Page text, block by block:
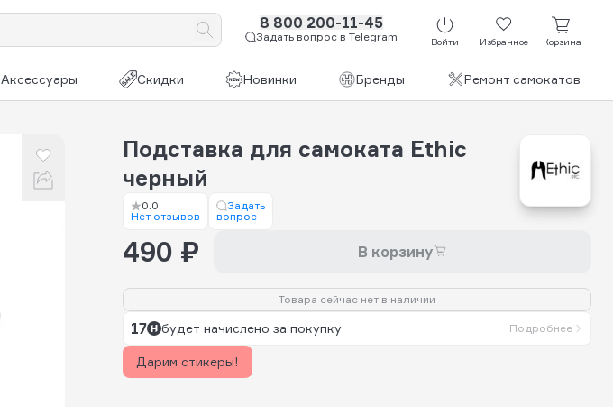
8 800 200-11-45
Задать вопрос в Telegram Войти Избранное Корзина
Аксессуары Скидки Новинки Бренды Ремонт самокатов
Подставка для самоката Ethic
черный
0.0
Нет отзывов
Задать
вопрос
490 ₽ В корзину
Товара сейчас нет в наличии
17 будет начислено за покупку Подробнее
Дарим стикеры!